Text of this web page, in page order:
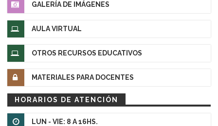
GALERÍA DE IMÁGENES
AULA VIRTUAL
OTROS RECURSOS EDUCATIVOS
MATERIALES PARA DOCENTES
HORARIOS DE ATENCIÓN
LUN - VIE: 8 A 16HS.